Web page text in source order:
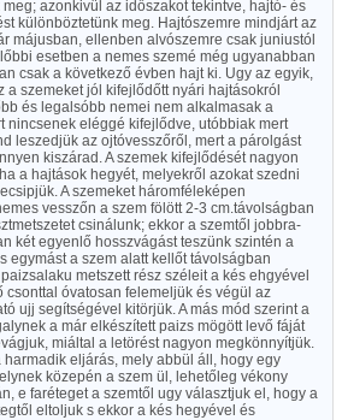
azonkivül az időszakot tekintve, hajtó- és
különböztetünk meg. Hajtószemre mindjárt az
májusban, ellenben alvószemre csak juniustól
esetben a nemes szemé még ugyanabban
csak a következő évben hajt ki. Ugy az egyik,
a szemeket jól kifejlődőtt nyári hajtásokról
és legalsóbb nemei nem alkalmasak a
nincsenek eléggé kifejlődve, utóbbiak mert
leszedjük az ojtóvesszőről, mert a párolgást
kiszárad. A szemek kifejlődését nagyon
a hajtások hegyét, melyekről azokat szedni
A szemeket háromféleképen
vesszőn a szem fölött 2-3 cm.távolságban
csinálunk; ekkor a szemtől jobbra-
két egyenlő hosszvágást teszünk szintén a
egymást a szem alatt kellőt távolságban
metszett rész széleit a kés ehgyével
csonttal óvatosan felemeljük és végül az
ujj segítségével kitörjük. A más mód szerint a
a már elkészített paizs mögött levő fáját
miáltal a letörést nagyon megkönnyítjük.
eljárás, mely abbül áll, hogy egy
közepén a szem ül, lehetőleg vékony
e faréteget a szemtől ugy választjuk el, hogy a
eltoljuk s ekkor a kés hegyével és